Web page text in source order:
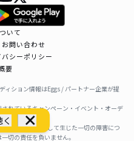
いて
問い合わせ
シーポリシー
要
ィション情報はEggs / パートナー企業が提
れているキャンペーン・イベント・オーデ
ョン情報を利用して生じた一切の障害につ
切の責任を負いません。